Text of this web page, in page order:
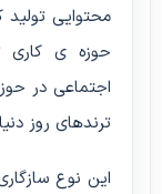
محتوایی
حوزه ی
اجتماعی در
ترندهای روز
این نوع